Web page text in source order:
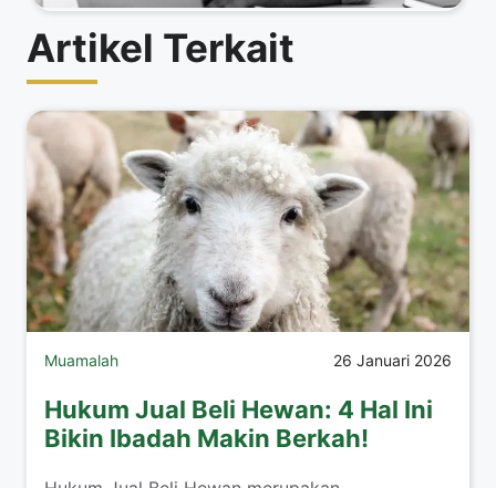
Artikel Terkait
Muamalah 26 Januari 2026
Hukum Jual Beli Hewan: 4 Hal Ini
Bikin Ibadah Makin Berkah!